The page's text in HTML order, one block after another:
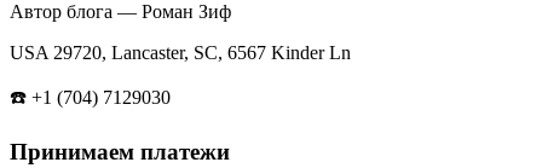
Автор блога — Роман Зиф
USA 29720, Lancaster, SC, 6567 Kinder Ln
☎️ +1 (704) 7129030
Принимаем платежи